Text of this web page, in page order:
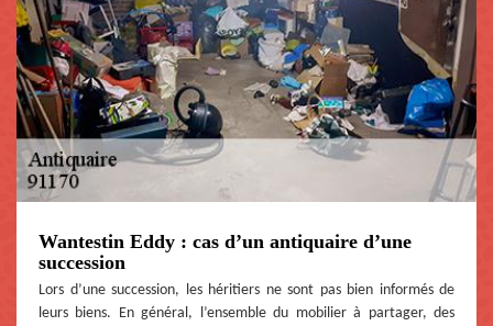
Wantestin Eddy : cas d’un antiquaire d’une
succession
Lors d’une succession, les héritiers ne sont pas bien informés de
leurs biens. En général, l’ensemble du mobilier à partager, des